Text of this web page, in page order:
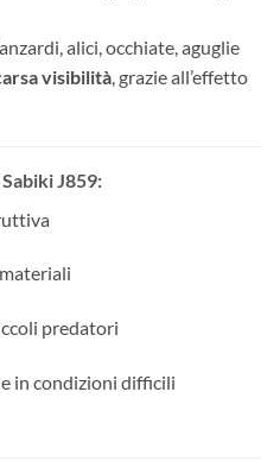
alici, occhiate, aguglie
visibilità, grazie all’effetto
J859:
predatori
in condizioni difficili